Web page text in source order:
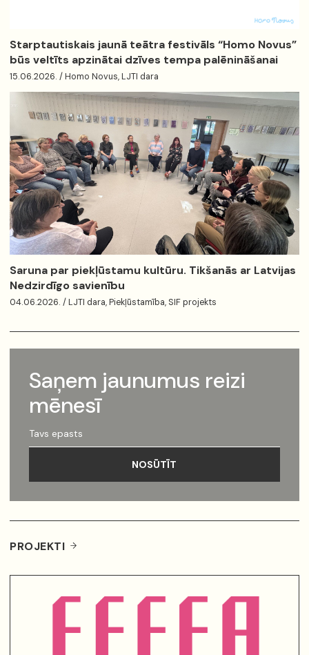
Starptautiskais jaunā teātra festivāls “Homo Novus”
būs veltīts apzinātai dzīves tempa palēnināšanai
15.06.2026. / Homo Novus, LJTI dara
Saruna par piekļūstamu kultūru. Tikšanās ar Latvijas
Nedzirdīgo savienību
04.06.2026. / LJTI dara, Piekļūstamība, SIF projekts
Saņem jaunumus reizi
mēnesī
epasts
NOSŪTĪT
PROJEKTI